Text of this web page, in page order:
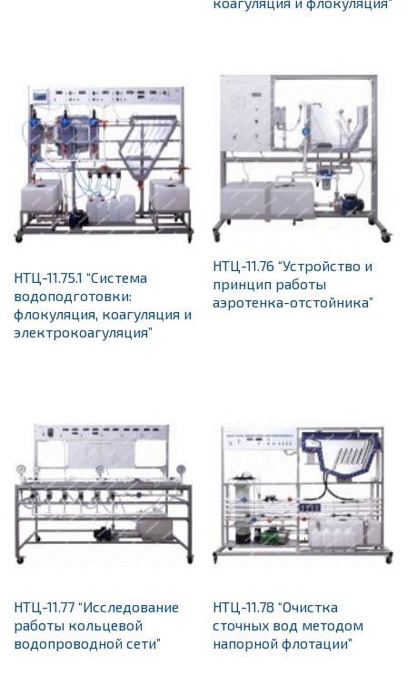
НТЦ-11.75.1 “Система
водоподготовки:
флокуляция, коагуляция и
электрокоагуляция”
НТЦ-11.76 “Устройство и
принцип работы
аэротенка-отстойника”
НТЦ-11.77 “Исследование
работы кольцевой
водопроводной сети”
НТЦ-11.78 “Очистка
сточных вод методом
напорной флотации”